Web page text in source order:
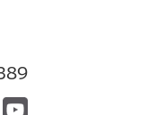
框，然后单击
本文章是否解决您的问题？